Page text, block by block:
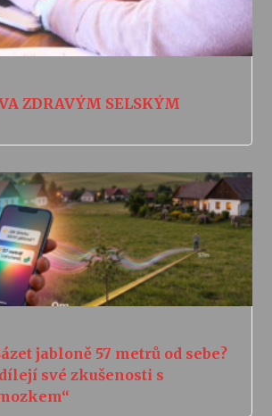
ZDRAVÝM SELSKÝM
jabloně 57 metrů od sebe?
své zkušenosti s